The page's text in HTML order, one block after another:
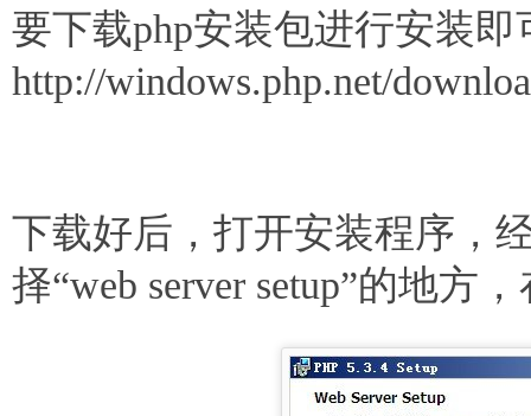
要下载php安装包进行安装
http://windows.php.net/
下载好后，打开安装程序，
择“web server setup”的地方